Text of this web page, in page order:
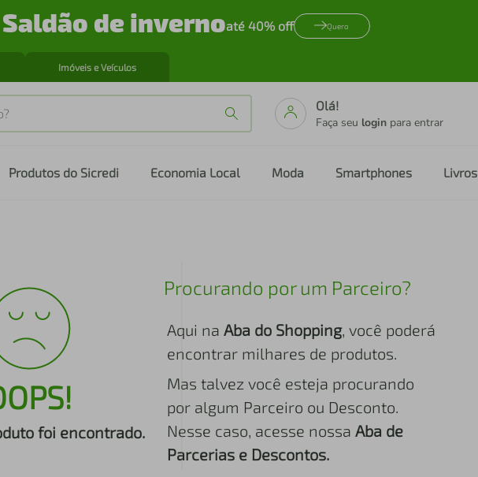
Saldão de invernoaté 40% off Quero
Imóveis e Veículos
Olá!
Faça seu login para entrar
Produtos do Sicredi Economia Local Moda Smartphones Livros
foi encontrado.
Procurando por um Parceiro?
Aqui na Aba do Shopping, você poderá
encontrar milhares de produtos.
Mas talvez você esteja procurando
por algum Parceiro ou Desconto.
Nesse caso, acesse nossa Aba de
Parcerias e Descontos.